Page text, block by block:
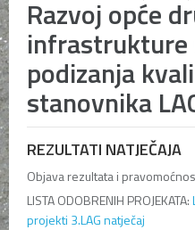
Razvoj opće
infrastrukture
podizanja
stanovnika
REZULTATI NATJEČAJA
Objava rezultata i
LISTA ODOBRENIH PROJEKATA:
projekti 3.LAG natječaj